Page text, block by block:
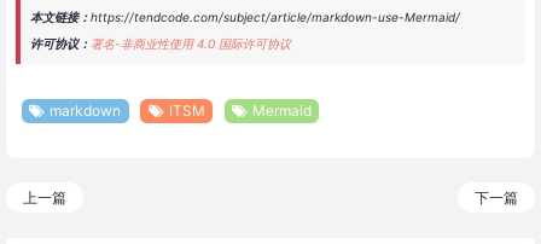
本文链接：https://tendcode.com/subject/article/markdown-use-Mermaid/
许可协议：署名-非商业性使用 4.0 国际许可协议
markdown ITSM Mermaid
上一篇 下一篇